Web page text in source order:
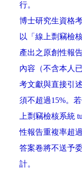
行。
博士研究生資格
以「線上剽竊檢
產出之原創性報
內容（不含本人
考文獻與直接引
須不超過15%。
上剽竊檢核系統
性報告重複率超過
答案卷將不送予
計。